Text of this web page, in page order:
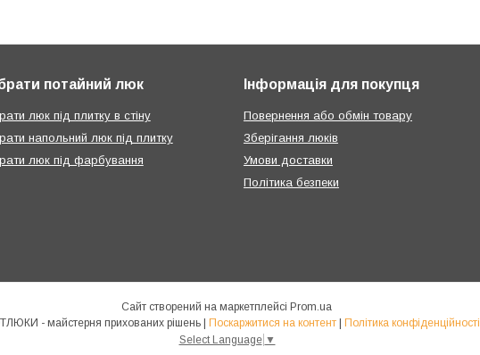
потайний люк
люк під плитку в стіну
напольний люк під плитку
люк під фарбування
Інформація для покупця
Повернення або обмін товару
Зберігання люків
Умови доставки
Політика безпеки
Сайт створений на маркетплейсі Prom.ua
КРАФТЛЮКИ - майстерня прихованих рішень | Поскаржитися на контент | Політика конфіденційності
Select Language ▼